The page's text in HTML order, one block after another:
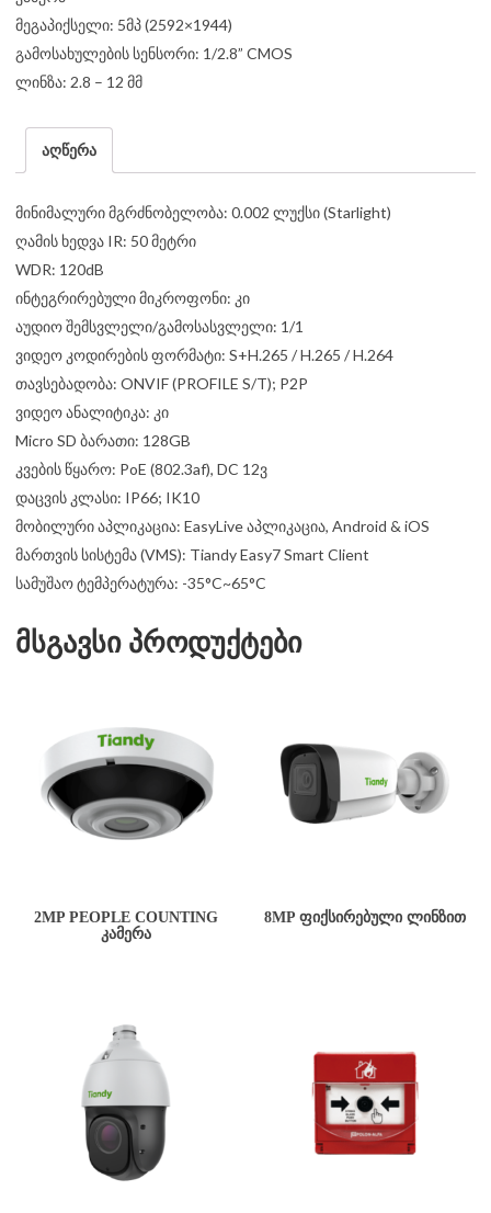
მეგაპიქსელი: 5მპ (2592×1944)
გამოსახულების სენსორი: 1/2.8” CMOS
ლინზა: 2.8 – 12 მმ
აღწერა
მინიმალური მგრძნობელობა: 0.002 ლუქსი (Starlight)
ღამის ხედვა IR: 50 მეტრი
WDR: 120dB
ინტეგრირებული მიკროფონი: კი
აუდიო შემსვლელი/გამოსასვლელი: 1/1
ვიდეო კოდირების ფორმატი: S+H.265 / H.265 / H.264
თავსებადობა: ONVIF (PROFILE S/T); P2P
ვიდეო ანალიტიკა: კი
Micro SD ბარათი: 128GB
კვების წყარო: PoE (802.3af), DC 12ვ
დაცვის კლასი: IP66; IK10
მობილური აპლიკაცია: EasyLive აპლიკაცია, Android & iOS
მართვის სისტემა (VMS): Tiandy Easy7 Smart Client
სამუშაო ტემპერატურა: -35°C~65°C
მსგავსი პროდუქტები
2MP PEOPLE COUNTING
ᲙᲐᲛᲔᲠᲐ
8MP ᲤᲘᲥᲡᲘᲠᲔᲑᲣᲚᲘ ᲚᲘᲜᲖᲘᲗ